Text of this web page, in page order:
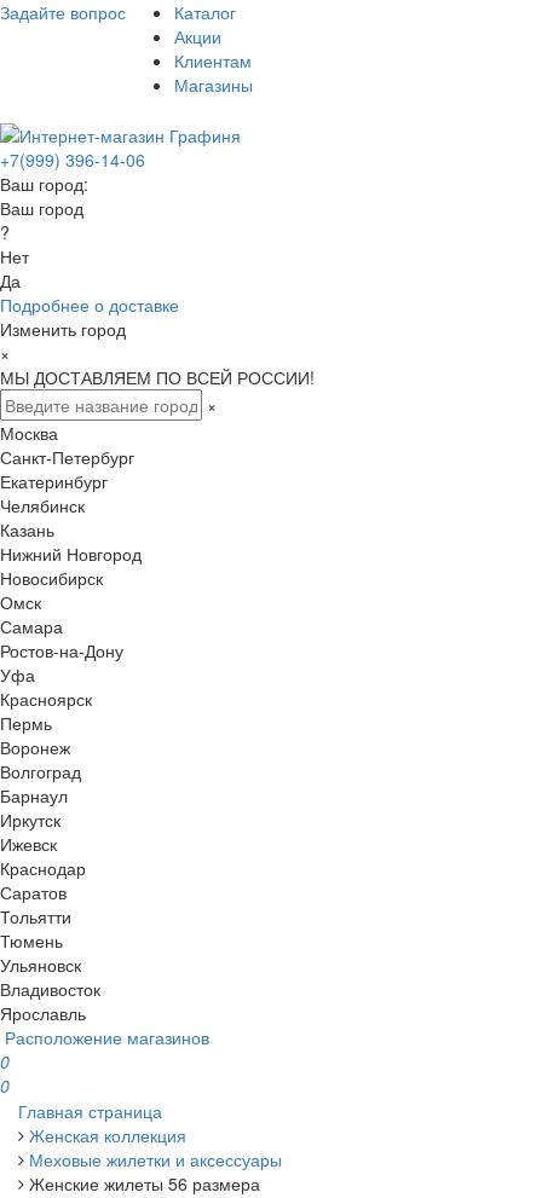
Задайте вопрос
Каталог
Акции
Клиентам
Магазины
+7(999) 396-14-06
Ваш город:
Ваш город
?
Нет
Да
Подробнее о доставке
Изменить город
×
МЫ ДОСТАВЛЯЕМ ПО ВСЕЙ РОССИИ!
×
Москва
Санкт-Петербург
Екатеринбург
Челябинск
Казань
Нижний Новгород
Новосибирск
Омск
Самара
Ростов-на-Дону
Уфа
Красноярск
Пермь
Воронеж
Волгоград
Барнаул
Иркутск
Ижевск
Краснодар
Саратов
Тольятти
Тюмень
Ульяновск
Владивосток
Ярославль
Расположение магазинов
0
0
Главная страница
Женская коллекция
Меховые жилетки и аксессуары
Женские жилеты 56 размера